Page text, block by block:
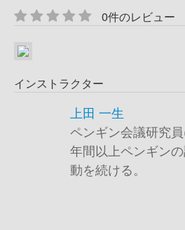
0件のレビュー
インストラクター
上田 一生
ペンギン会議研究
年間以上ペンギン
動を続ける。